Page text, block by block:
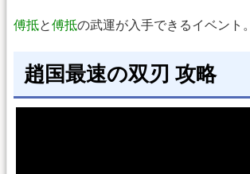
傅抵と傅抵の武運が入手できるイベント。
趙国最速の双刃 攻略